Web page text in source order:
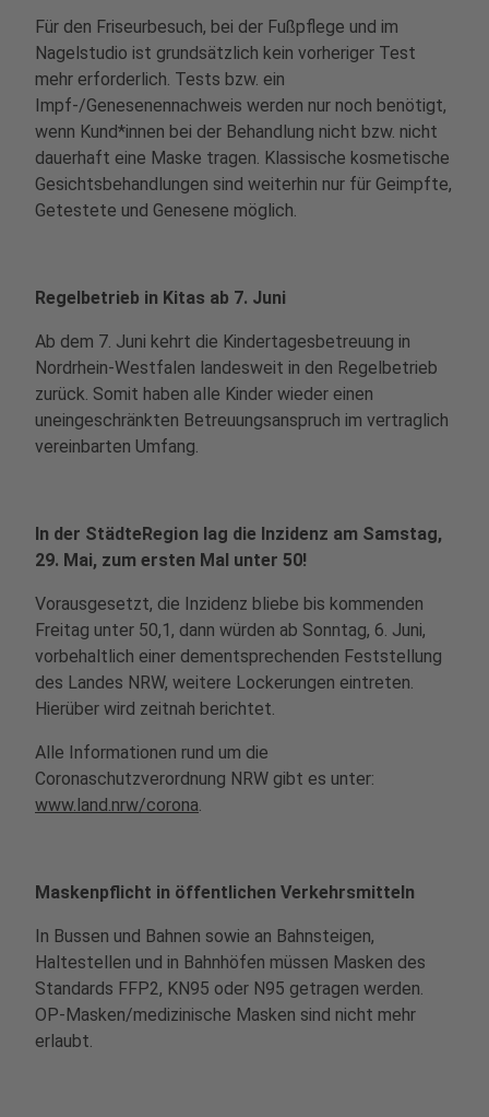
Für den Friseurbesuch, bei der Fußpflege und im
Nagelstudio ist grundsätzlich kein vorheriger Test
mehr erforderlich. Tests bzw. ein
Impf-/Genesenennachweis werden nur noch benötigt,
wenn Kund*innen bei der Behandlung nicht bzw. nicht
dauerhaft eine Maske tragen. Klassische kosmetische
Gesichtsbehandlungen sind weiterhin nur für Geimpfte,
Getestete und Genesene möglich.
Regelbetrieb in Kitas ab 7. Juni
Ab dem 7. Juni kehrt die Kindertagesbetreuung in
Nordrhein-Westfalen landesweit in den Regelbetrieb
zurück. Somit haben alle Kinder wieder einen
uneingeschränkten Betreuungsanspruch im vertraglich
vereinbarten Umfang.
In der StädteRegion lag die Inzidenz am Samstag,
29. Mai, zum ersten Mal unter 50!
Vorausgesetzt, die Inzidenz bliebe bis kommenden
Freitag unter 50,1, dann würden ab Sonntag, 6. Juni,
vorbehaltlich einer dementsprechenden Feststellung
des Landes NRW, weitere Lockerungen eintreten.
Hierüber wird zeitnah berichtet.
Alle Informationen rund um die
Coronaschutzverordnung NRW gibt es unter:
www.land.nrw/corona.
Maskenpflicht in öffentlichen Verkehrsmitteln
In Bussen und Bahnen sowie an Bahnsteigen,
Haltestellen und in Bahnhöfen müssen Masken des
Standards FFP2, KN95 oder N95 getragen werden.
OP-Masken/medizinische Masken sind nicht mehr
erlaubt.